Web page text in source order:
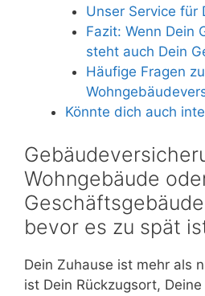
Unser Service für
Fazit: Wenn Dein
steht auch Dein
Häufige Fragen
Könnte dich auch
Wohngebäude
bevor es zu spät
Dein Zuhause ist mehr als
ist Dein Rückzugsort,